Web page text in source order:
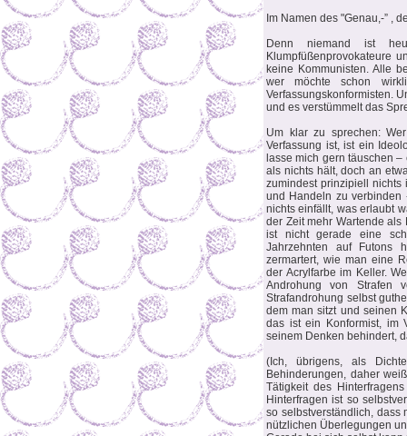
Im Namen des "Genau,-” ,
Denn niemand ist
Klumpfüßenprovokateure
keine Kommunisten. Alle
wer möchte schon
Verfassungskonformisten.
und es verstümmelt das
Um klar zu sprechen:
Verfassung ist, ist ein
lasse mich gern täuschen
als nichts hält, doch an
zumindest prinzipiell nichts
und Handeln zu verbinden
nichts einfällt, was erlaubt
der Zeit mehr Wartende
ist nicht gerade eine
Jahrzehnten auf Futons
zermartert, wie man eine
der Acrylfarbe im Keller.
Androhung von Strafen
Strafandrohung selbst
dem man sitzt und seinen
das ist ein Konformist, im
seinem Denken behindert,
(Ich, übrigens, als
Behinderungen, daher
Tätigkeit des
Hinterfragen ist so
so selbstverständlich, dass
nützlichen Überlegungen